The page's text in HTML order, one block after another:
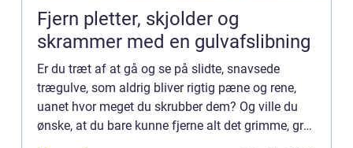
Fjern pletter, skjolder og
skrammer med en gulvafslibning
Er du træt af at gå og se på slidte, snavsede
trægulve, som aldrig bliver rigtig pæne og rene,
uanet hvor meget du skrubber dem? Og ville du
ønske, at du bare kunne fjerne alt det grimme, grå,